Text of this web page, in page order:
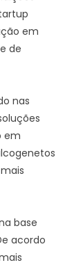
em
de
nas
em
base
acordo